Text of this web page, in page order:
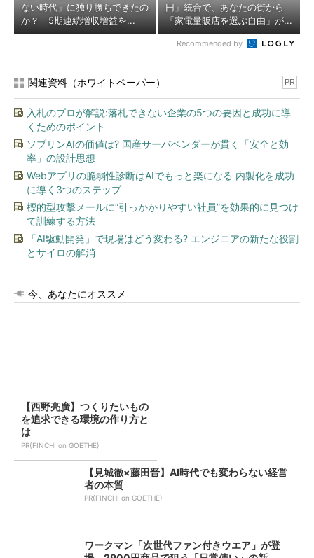
ない時代」に独り勝ちできたの
か？ 5期連続増収増益を...
円」統合で、あなたの街から
「家電量販店を選ぶ自由」が...
Recommended by
関連資料（ホワイトペーパー） PR
入札のプロが解説:落札できない企業の5つの要因と成功に導
くためのポイント
ソブリンAIの価値は? 国産サーバベンダーが貫く「安全と効
率」の設計思想
Webアプリの脆弱性診断はAIでもっと楽になる 内製化を成功
に導く3つのステップ
標的型攻撃メールに“引っかかりやすい社員”を効果的に見つけ
て訓練する方法
「AI駆動開発」で現場はどう変わる? エンジニアの新たな役割
とサイロの解消
今、あなたにオススメ
【西野亮廣】つくりたいもの
を追求できる環境の作り方と
は
PR(FINCHI on GOETHE)
【見城徹×藤田晋】AI時代でも変わらない経営
者の本質
PR(FINCHI on GOETHE)
ワークマン「次世代ファン付きウエア」が登